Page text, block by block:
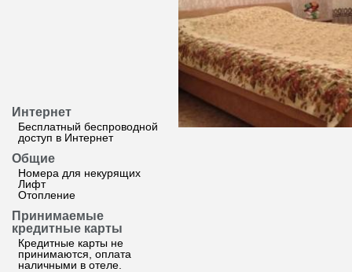
Интернет
Бесплатный беспроводной
доступ в Интернет
Общие
Номера для некурящих
Лифт
Отопление
Принимаемые
кредитные карты
Кредитные карты не
принимаются, оплата
наличными в отеле.